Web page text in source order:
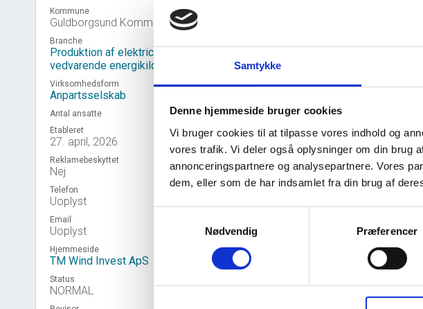
Samtykke
Denne hjemmeside bruger cookies
Vi bruger cookies til at tilpasse vores indhold og
vores trafik. Vi deler også oplysninger om din brug
annonceringspartnere og analysepartnere. Vores
dem, eller som de har indsamlet fra din brug af
Nødvendig
Præferencer
Kommune
Guldborgsund Kommune
Branche
Produktion af elektricitet fra
vedvarende energikilder
Virksomhedsform
Anpartsselskab
Antal ansatte
Etableret
27. april, 2026
Reklamebeskyttet
Nej
Telefon
Uoplyst
Email
Uoplyst
Hjemmeside
TM Wind Invest ApS
Status
NORMAL
event_note Virksomhedshistorik
Åtoften